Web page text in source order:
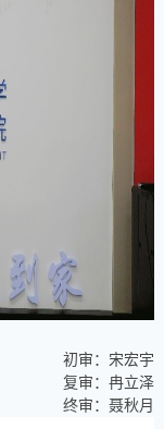
初审：宋宏宇
复审：冉立泽
终审：聂秋月